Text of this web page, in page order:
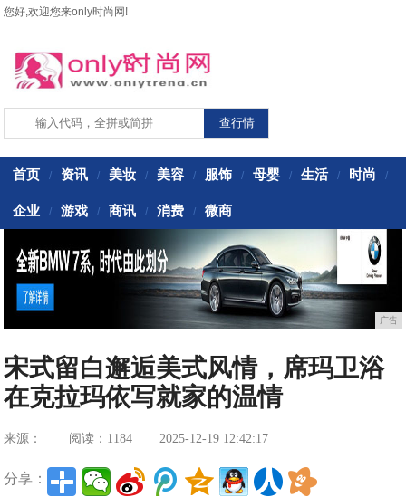
您好,欢迎您来only时尚网!
首页 / 资讯 / 美妆 / 美容 / 服饰 / 母婴 / 生活 / 时尚 /
企业 / 游戏 / 商讯 / 消费 / 微商
广告
宋式留白邂逅美式风情，席玛卫浴
在克拉玛依写就家的温情
来源： 阅读：1184 2025-12-19 12:42:17
分享：